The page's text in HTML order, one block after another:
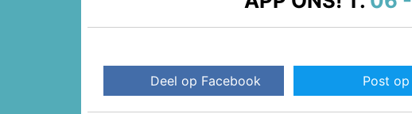
Deel op Facebook Post op